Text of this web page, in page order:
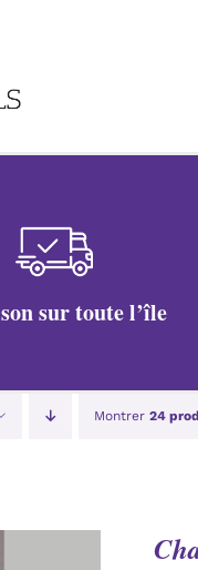
sur toute l’île
Montrer 24